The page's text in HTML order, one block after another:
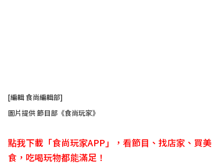
[編輯 食尚編輯部]
圖片提供 節目部《食尚玩家》
點我下載「食尚玩家APP」，看節目、找店家、買美
食，吃喝玩物都能滿足！